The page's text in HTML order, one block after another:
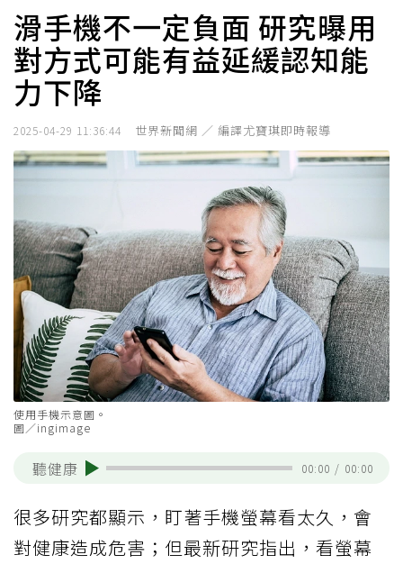
滑手機不一定負面 研究曝用
對方式可能有益延緩認知能
力下降
2025-04-29 11:36:44 世界新聞網 ／ 編譯尤寶琪即時報導
使用手機示意圖。
圖／ingimage
聽健康 00:00 / 00:00
很多研究都顯示，盯著手機螢幕看太久，會
對健康造成危害；但最新研究指出，看螢幕